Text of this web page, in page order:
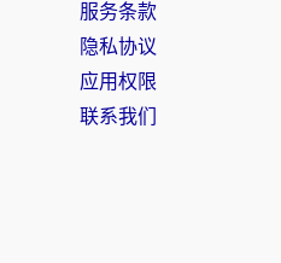
服务条款
隐私协议
应用权限
联系我们